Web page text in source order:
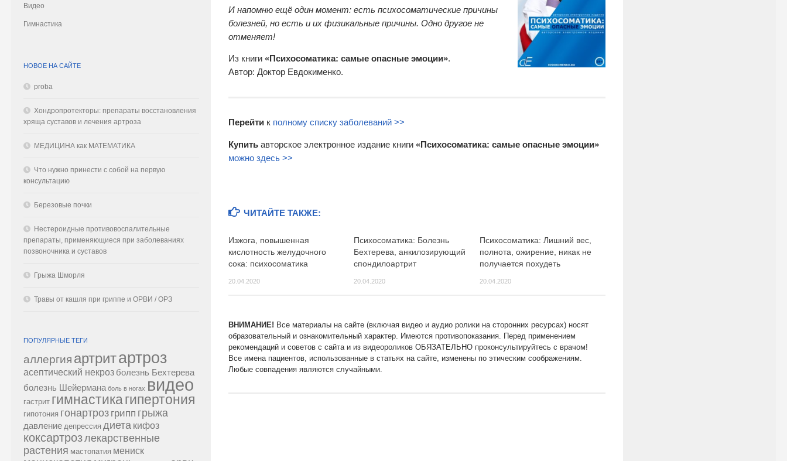
И напомню ещё один момент: есть психосоматические причины
болезней, но есть и их физикальные причины. Одно другое не
отменяет!
Из книги «Психосоматика: самые опасные эмоции».
Автор: Доктор Евдокименко.
Перейти к полному списку заболеваний >>
Купить авторское электронное издание книги «Психосоматика: самые опасные эмоции»
можно здесь >>
ЧИТАЙТЕ ТАКЖЕ:
Изжога, повышенная
кислотность желудочного
сока: психосоматика
20.04.2020
Психосоматика: Болезнь
Бехтерева, анкилозирующий
спондилоартрит
20.04.2020
Психосоматика: Лишний вес,
полнота, ожирение, никак не
получается похудеть
20.04.2020
ВНИМАНИЕ! Все материалы на сайте (включая видео и аудио ролики на сторонних ресурсах) носят
образовательный и ознакомительный характер. Имеются противопоказания. Перед применением
рекомендаций и советов с сайта и из видеороликов ОБЯЗАТЕЛЬНО проконсультируйтесь с врачом!
Все имена пациентов, использованные в статьях на сайте, изменены по этическим соображениям.
Любые совпадения являются случайными.
Видео
Гимнастика
НОВОЕ НА САЙТЕ
proba
Хондропротекторы: препараты восстановления
хряща суставов и лечения артроза
МЕДИЦИНА как МАТЕМАТИКА
Что нужно принести с собой на первую
консультацию
Березовые почки
Нестероидные противовоспалительные
препараты, применяющиеся при заболеваниях
позвоночника и суставов
Грыжа Шморля
Травы от кашля при гриппе и ОРВИ / ОРЗ
ПОПУЛЯРНЫЕ ТЕГИ
аллергия артритартроз
асептический некроз болезнь Бехтерева
болезнь Шейермана боль в ногах видео
гастрит гимнастикагипертония
гипотония гонартроз грипп грыжа
давление депрессия диета кифоз
коксартрозлекарственные
растения мастопатия мениск